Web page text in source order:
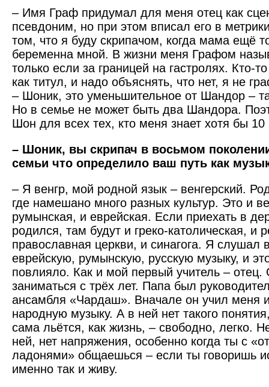
– Имя Граф придумал для меня отец как
псевдоним, но при этом вписал его в
том, что я буду скрипачом, когда мама ещё
беременна мной. В жизни меня Графом
только если за границей на гастролях. Кто-
как титул, и надо объяснять, что нет, я не
– Шоник, это уменьшительное от Шандор –
Но в семье не может быть два Шандора.
Шон для всех тех, кто меня знает хотя бы
– Шоник, вы скрипач в восьмом
семьи что определило ваш путь как
– Я венгр, мой родной язык – венгерский.
где намешано много разных культур. Это и
румынская, и еврейская. Если приехать в
родился, там будут и греко-католическая, и
православная церкви, и синагога. Я слушал
еврейскую, румынскую, русскую музыку, и
повлияло. Как и мой первый учитель –
заниматься с трёх лет. Папа был
ансамбля «Чардаш». Вначале он учил меня
народную музыку. А в ней нет такого
сама льётся, как жизнь, – свободно, легко.
ней, нет напряжения, особенно когда ты с
ладонями» общаешься – если ты говоришь
именно так и живу.